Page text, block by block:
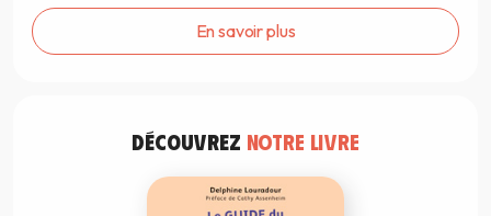
En savoir plus
DÉCOUVREZ NOTRE LIVRE